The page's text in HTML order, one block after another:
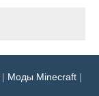
| Моды Minecraft |